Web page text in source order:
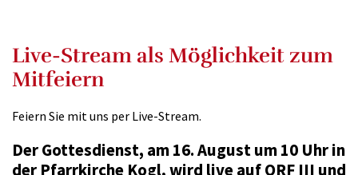
Live-Stream als Möglichkeit zum
Mitfeiern
Feiern Sie mit uns per Live-Stream.
Der Gottesdienst, am 16. August um 10 Uhr in
der Pfarrkirche Kogl, wird live auf ORF III und